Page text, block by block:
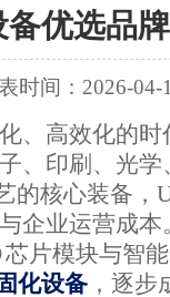
备优选品牌
时间：2026-04-
、高效化的时
、印刷、光
的核心装备，
企业运营成
片模块与智
化设备 ，逐步